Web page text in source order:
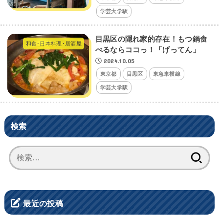
学芸大学駅
和食･日本料理･居酒屋
目黒区の隠れ家的存在！もつ鍋食
べるならココっ！「げってん」
2024.10.05
東京都 目黒区 東急東横線
学芸大学駅
検索
索:
最近の投稿